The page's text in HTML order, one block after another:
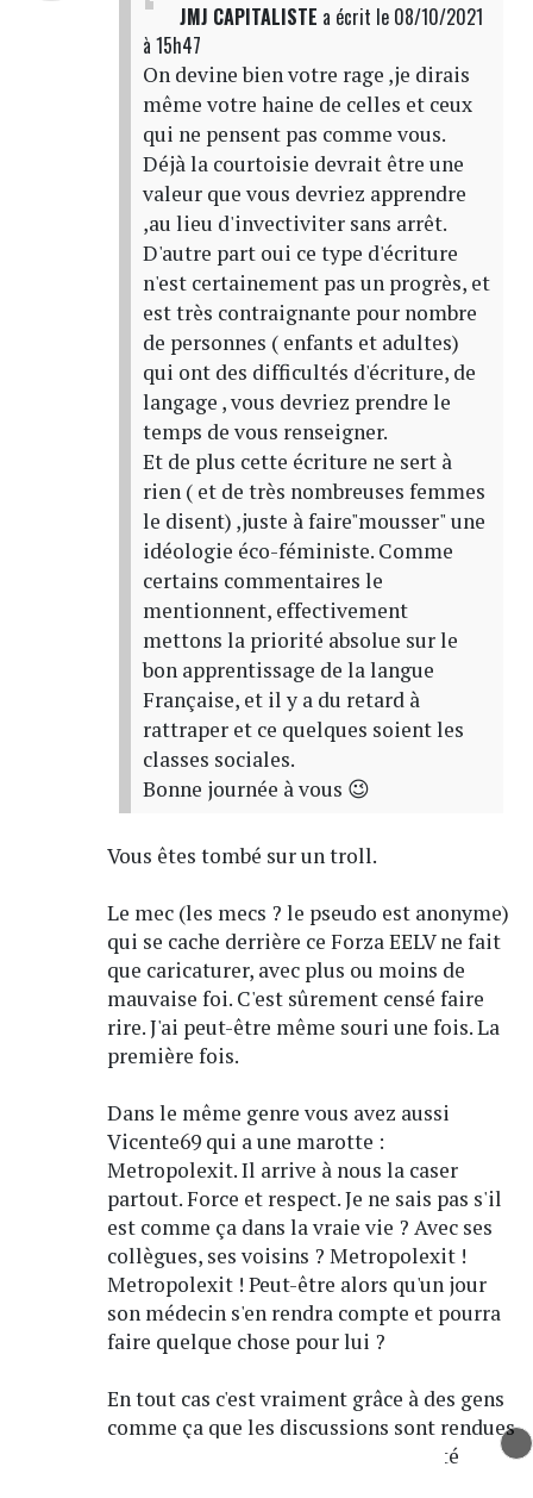
JMJ CAPITALISTE a écrit le 08/10/2021
à 15h47
On devine bien votre rage ,je dirais
même votre haine de celles et ceux
qui ne pensent pas comme vous.
Déjà la courtoisie devrait être une
valeur que vous devriez apprendre
,au lieu d'invectiviter sans arrêt.
D'autre part oui ce type d'écriture
n'est certainement pas un progrès, et
est très contraignante pour nombre
de personnes ( enfants et adultes)
qui ont des difficultés d'écriture, de
langage , vous devriez prendre le
temps de vous renseigner.
Et de plus cette écriture ne sert à
rien ( et de très nombreuses femmes
le disent) ,juste à faire"mousser" une
idéologie éco-féministe. Comme
certains commentaires le
mentionnent, effectivement
mettons la priorité absolue sur le
bon apprentissage de la langue
Française, et il y a du retard à
rattraper et ce quelques soient les
classes sociales.
Bonne journée à vous 😉
Vous êtes tombé sur un troll.
Le mec (les mecs ? le pseudo est anonyme)
qui se cache derrière ce Forza EELV ne fait
que caricaturer, avec plus ou moins de
mauvaise foi. C'est sûrement censé faire
rire. J'ai peut-être même souri une fois. La
première fois.
Dans le même genre vous avez aussi
Vicente69 qui a une marotte :
Metropolexit. Il arrive à nous la caser
partout. Force et respect. Je ne sais pas s'il
est comme ça dans la vraie vie ? Avec ses
collègues, ses voisins ? Metropolexit !
Metropolexit ! Peut-être alors qu'un jour
son médecin s'en rendra compte et pourra
faire quelque chose pour lui ?
En tout cas c'est vraiment grâce à des gens
comme ça que les discussions sont rendues
très intéressantes ici... C'est la beauté